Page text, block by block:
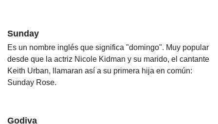
Sunday
Es un nombre inglés que significa "domingo". Muy popular
desde que la actriz Nicole Kidman y su marido, el cantante
Keith Urban, llamaran así a su primera hija en común:
Sunday Rose.
Godiva